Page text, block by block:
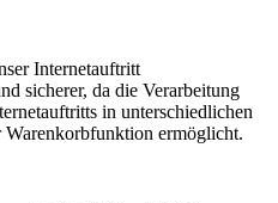
Internetauftritt
sicherer, da die Verarbeitung
in unterschiedlichen
Warenkorbfunktion ermöglicht.